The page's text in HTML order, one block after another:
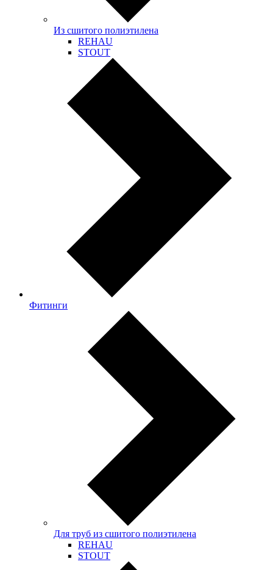
Из сшитого полиэтилена
REHAU
STOUT
Фитинги
Для труб из сшитого полиэтилена
REHAU
STOUT